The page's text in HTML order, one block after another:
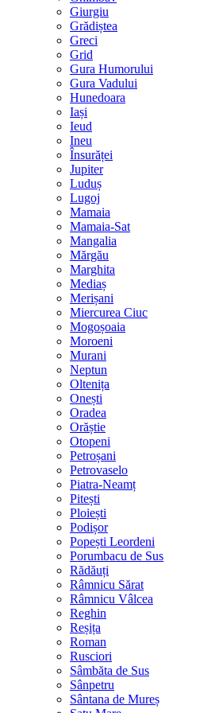
Giurgiu
Grădiștea
Greci
Grid
Gura Humorului
Gura Vadului
Hunedoara
Iași
Ieud
Ineu
Însurăței
Jupiter
Luduș
Lugoj
Mamaia
Mamaia-Sat
Mangalia
Mărgău
Marghita
Mediaș
Merișani
Miercurea Ciuc
Mogoșoaia
Moroeni
Murani
Neptun
Oltenița
Onești
Oradea
Orăștie
Otopeni
Petroșani
Petrovaselo
Piatra-Neamț
Pitești
Ploiești
Podișor
Popești Leordeni
Porumbacu de Sus
Rădăuți
Râmnicu Sărat
Râmnicu Vâlcea
Reghin
Reșița
Roman
Rusciori
Sâmbăta de Sus
Sânpetru
Sântana de Mureș